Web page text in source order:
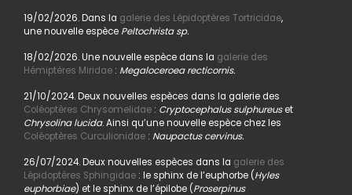
19/02/2026. Dans la galerie des Lépidoptères Tortricidae,
une nouvelle espèce Peltochrista sp.
18/02/2026. Une nouvelle espèce dans la galerie des
Hémiptères Miridae: Megaloceroea recticornis.
21/10/2024. Deux nouvelles espèces dans la galerie des
Coléoptères Chrysomelidae: Cryptocephalus sulphureuset
Chrysolina lucida. Ainsi qu’une nouvelle espèce chez les
Coléoptères Curculionidae : Naupactus cervinus.
26/07/2024. Deux nouvelles espèces dans la galerie des
Lépidoptères Sphingidae: le sphinx de l’euphorbe (Hyles
euphorbiae) et le sphinx de l’épilobe (Proserpinus